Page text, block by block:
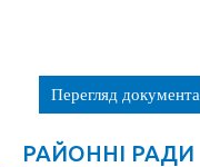
Перегляд документа
РАЙОННІ РАДИ